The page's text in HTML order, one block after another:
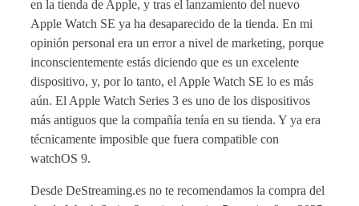
en la tienda de Apple, y tras el lanzamiento del nuevo
Apple Watch SE ya ha desaparecido de la tienda. En mi
opinión personal era un error a nivel de marketing, porque
inconscientemente estás diciendo que es un excelente
dispositivo, y, por lo tanto, el Apple Watch SE lo es más
aún. El Apple Watch Series 3 es uno de los dispositivos
más antiguos que la compañía tenía en su tienda. Y ya era
técnicamente imposible que fuera compatible con
watchOS 9.
Desde DeStreaming.es no te recomendamos la compra del